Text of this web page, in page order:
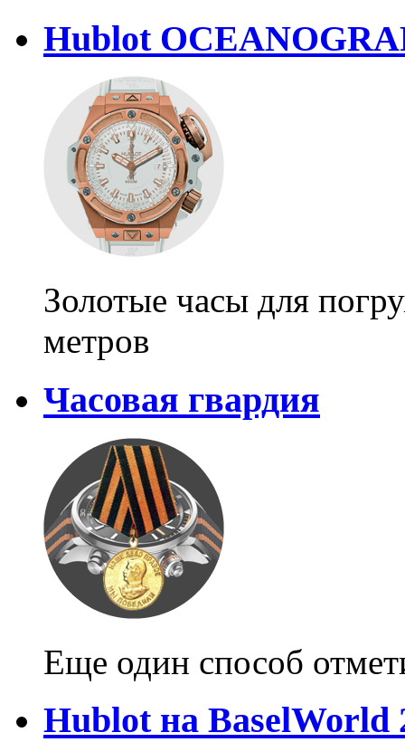
Hublot
Золотые часы для
метров
Часовая гвардия
Еще один способ
Hublot на BaselWorld